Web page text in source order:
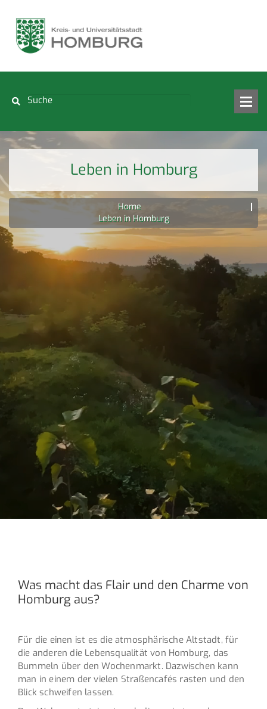
Leben in Homburg
Home
Leben in Homburg
Was macht das Flair und den Charme von
Homburg aus?
Für die einen ist es die atmosphärische Altstadt, für
die anderen die Lebensqualität von Homburg, das
Bummeln über den Wochenmarkt. Dazwischen kann
man in einem der vielen Straßencafés rasten und den
Blick schweifen lassen.